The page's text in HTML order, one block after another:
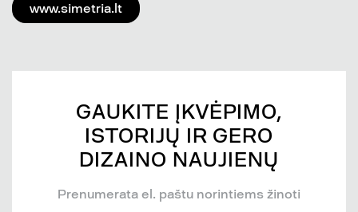
www.simetria.lt
GAUKITE ĮKVĖPIMO,
ISTORIJŲ IR GERO
DIZAINO NAUJIENŲ
Prenumerata el. paštu norintiems žinoti